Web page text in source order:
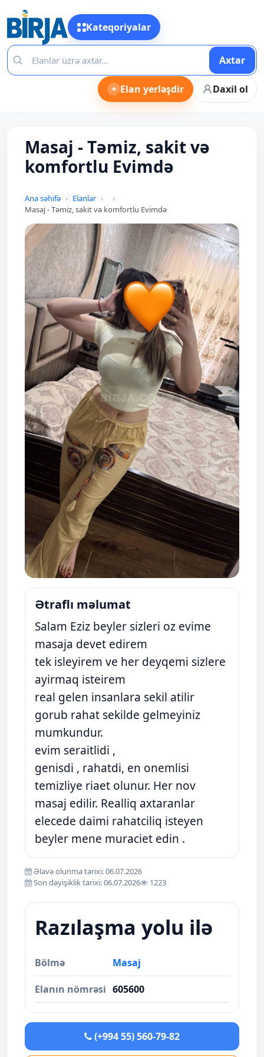
Kateqoriyalar
Axtar
+ Elan yerləşdir Daxil ol
Masaj - Təmiz, sakit və
komfortlu Evimdə
Ana səhifə
Elanlar
Masaj - Təmiz, sakit və komfortlu Evimdə
Ətraflı məlumat
Salam Eziz beyler sizleri oz evime
masaja devet edirem
tek isleyirem ve her deyqemi sizlere
ayirmaq isteirem
real gelen insanlara sekil atilir
gorub rahat sekilde gelmeyiniz
mumkundur.
evim seraitlidi ,
genisdi , rahatdi, en onemlisi
temizliye riaet olunur. Her nov
masaj edilir. Realliq axtaranlar
elecede daimi rahatciliq isteyen
beyler mene muraciet edin .
Əlavə olunma tarixi: 06.07.2026
Son dəyişiklik tarixi: 06.07.2026
1223
Razılaşma yolu ilə
Bölmə Masaj
Elanın nömrəsi 605600
(+994 55) 560-79-82